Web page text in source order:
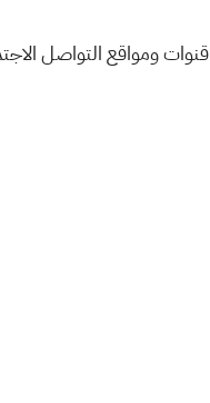
قنوات ومواقع التواصل